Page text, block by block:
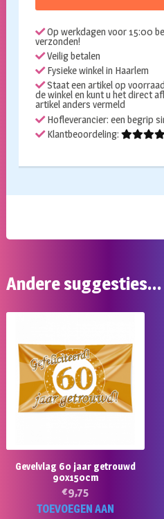
aantal
Op werkdagen voor 15:00
verzonden!
Veilig betalen
Fysieke winkel in Haarlem
Staat een artikel op
de winkel en kunt u het direct
artikel anders vermeld
Hofleverancier: een begrip
Klantbeoordeling:
Andere suggesties…
Gevelvlag 60 jaar getrouwd
90x150cm
€9,75
TOEVOEGEN AAN